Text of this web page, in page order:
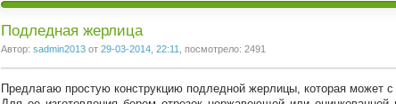
Подледная жерлица
Автор: sadmin2013 от 29-03-2014, 22:11 , посмотрело: 2491
Предлагаю простую конструкцию подледной жерлицы, которая может